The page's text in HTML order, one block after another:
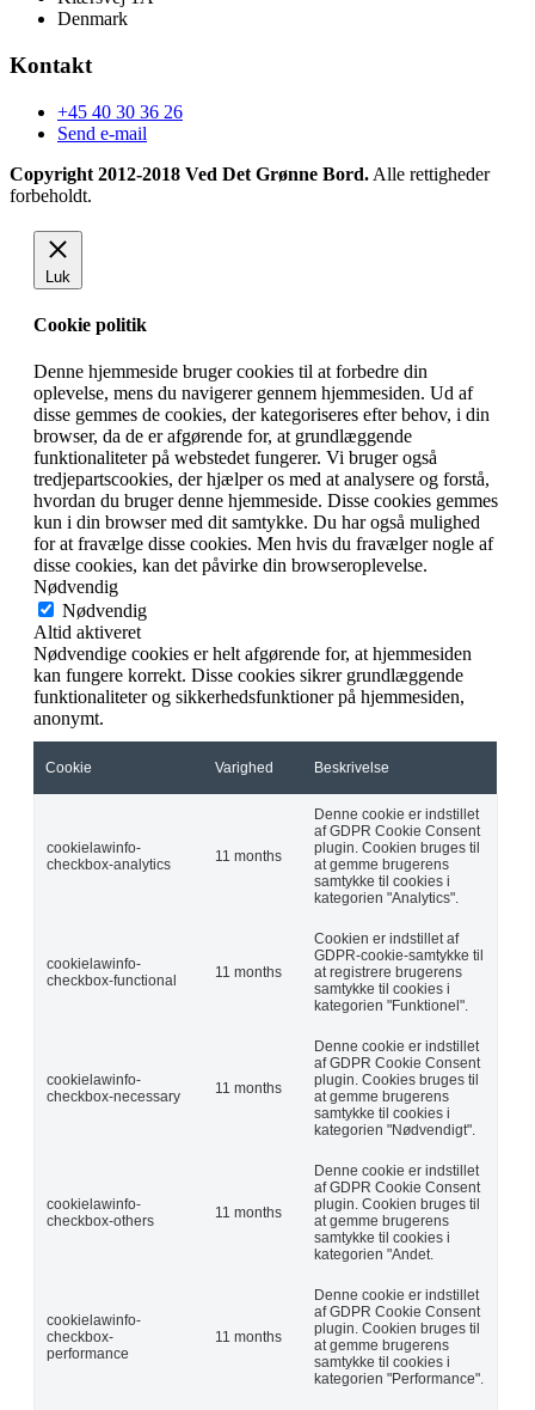
Denmark
Kontakt
+45 40 30 36 26
Send e-mail
Copyright 2012-2018 Ved Det Grønne Bord. Alle rettigheder
forbeholdt.
Luk
Cookie politik
Denne hjemmeside bruger cookies til at forbedre din
oplevelse, mens du navigerer gennem hjemmesiden. Ud af
disse gemmes de cookies, der kategoriseres efter behov, i din
browser, da de er afgørende for, at grundlæggende
funktionaliteter på webstedet fungerer. Vi bruger også
tredjepartscookies, der hjælper os med at analysere og forstå,
hvordan du bruger denne hjemmeside. Disse cookies gemmes
kun i din browser med dit samtykke. Du har også mulighed
for at fravælge disse cookies. Men hvis du fravælger nogle af
disse cookies, kan det påvirke din browseroplevelse.
Nødvendig
Nødvendig
Altid aktiveret
Nødvendige cookies er helt afgørende for, at hjemmesiden
kan fungere korrekt. Disse cookies sikrer grundlæggende
funktionaliteter og sikkerhedsfunktioner på hjemmesiden,
anonymt.
Cookie Varighed Beskrivelse
cookielawinfo-
checkbox-analytics
11 months
Denne cookie er indstillet
af GDPR Cookie Consent
plugin. Cookien bruges til
at gemme brugerens
samtykke til cookies i
kategorien "Analytics".
cookielawinfo-
checkbox-functional
11 months
Cookien er indstillet af
GDPR-cookie-samtykke til
at registrere brugerens
samtykke til cookies i
kategorien "Funktionel".
cookielawinfo-
checkbox-necessary
11 months
Denne cookie er indstillet
af GDPR Cookie Consent
plugin. Cookies bruges til
at gemme brugerens
samtykke til cookies i
kategorien "Nødvendigt".
cookielawinfo-
checkbox-others
11 months
Denne cookie er indstillet
af GDPR Cookie Consent
plugin. Cookien bruges til
at gemme brugerens
samtykke til cookies i
kategorien "Andet.
cookielawinfo-
checkbox-
performance
11 months
Denne cookie er indstillet
af GDPR Cookie Consent
plugin. Cookien bruges til
at gemme brugerens
samtykke til cookies i
kategorien "Performance".